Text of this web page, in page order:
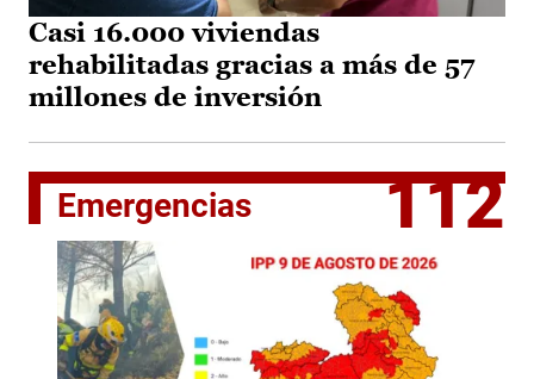
Casi 16.000 viviendas
rehabilitadas gracias a más de 57
millones de inversión
Emergencias 112